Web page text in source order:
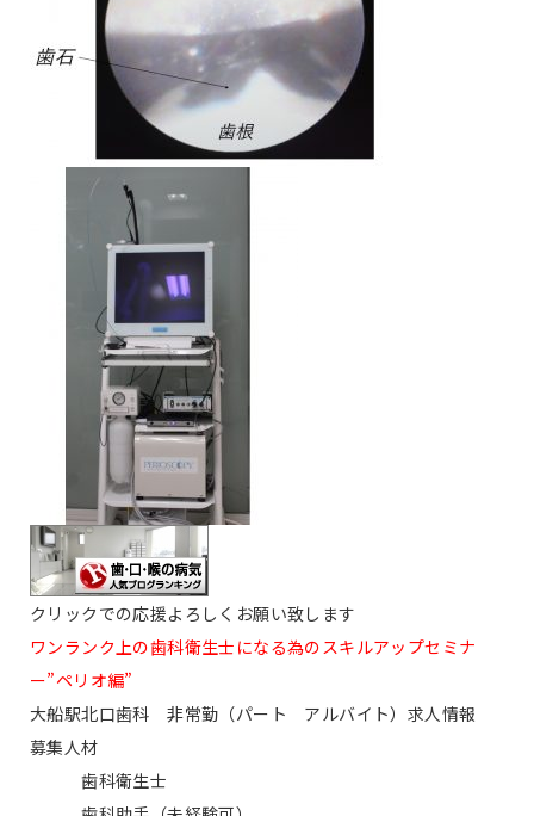
クリックでの応援よろしくお願い致します
ワンランク上の歯科衛生士になる為のスキルアップセミナ
ー”ペリオ編”
大船駅北口歯科 非常勤（パート アルバイト）求人情報
募集人材
歯科衛生士